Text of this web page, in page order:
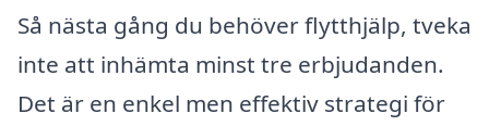
Så nästa gång du behöver flytthjälp, tveka
inte att inhämta minst tre erbjudanden.
Det är en enkel men effektiv strategi för